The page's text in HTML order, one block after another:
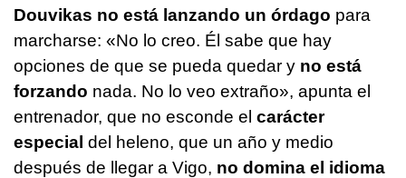
Douvikas no está lanzando un órdago para
marcharse: «No lo creo. Él sabe que hay
opciones de que se pueda quedar y no está
forzando nada. No lo veo extraño», apunta el
entrenador, que no esconde el carácter
especial del heleno, que un año y medio
después de llegar a Vigo, no domina el idioma